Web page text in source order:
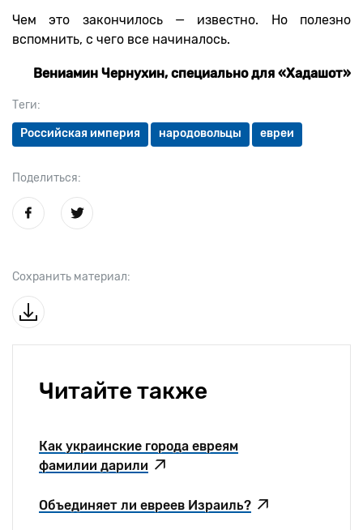
Теги:
Российская империя народовольцы евреи
Поделиться:
Сохранить материал:
Чем это закончилось — известно. Но полезно
вспомнить, с чего все начиналось.
Вениамин Чернухин, специально для «Хадашот»
Читайте также
Как украинские города евреям
фамилии дарили
Объединяет ли евреев Израиль?